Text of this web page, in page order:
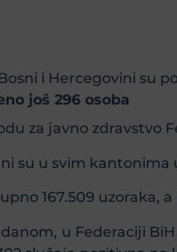
i Hercegovini su
još 296 osoba
za javno zdravstvo
su u svim kantonima
167.509 uzoraka,
u Federaciji